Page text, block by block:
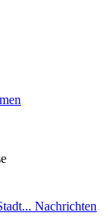
Nachrichten